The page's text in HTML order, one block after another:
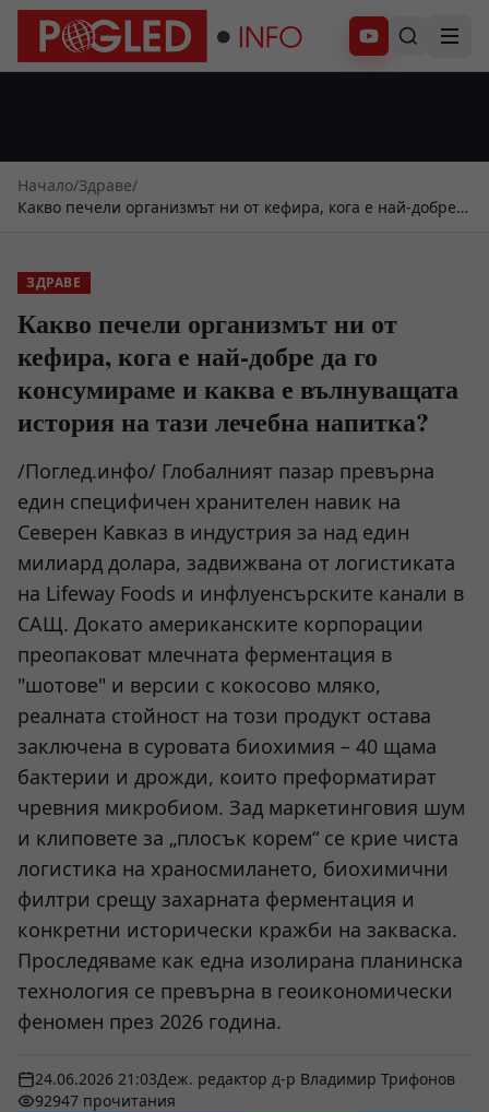
Абонирай се
Начало/Здраве/
Какво печели организмът ни от кефира, кога е най-добре
ЗДРАВЕ
Какво печели организмът ни от
кефира, кога е най-добре да го
консумираме и каква е вълнуващата
история на тази лечебна напитка?
/Поглед.инфо/ Глобалният пазар превърна
един специфичен хранителен навик на
Северен Кавказ в индустрия за над един
милиард долара, задвижвана от логистиката
на Lifeway Foods и инфлуенсърските канали в
САЩ. Докато американските корпорации
преопаковат млечната ферментация в
"шотове" и версии с кокосово мляко,
реалната стойност на този продукт остава
заключена в суровата биохимия – 40 щама
бактерии и дрожди, които преформатират
чревния микробиом. Зад маркетинговия шум
и клиповете за „плосък корем“ се крие чиста
логистика на храносмилането, биохимични
филтри срещу захарната ферментация и
конкретни исторически кражби на закваска.
Проследяваме как една изолирана планинска
технология се превърна в геоикономически
феномен през 2026 година.
24.06.2026 21:03Деж. редактор д-р Владимир Трифонов
92947 прочитания